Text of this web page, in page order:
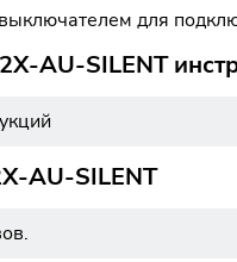
для
AU-SILENT
AU-SILENT